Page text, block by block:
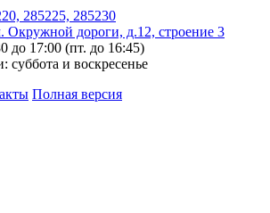
285225, 285230
Окружной дороги, д.12, строение 3
до 17:00 (пт. до 16:45)
и воскресенье
Полная версия